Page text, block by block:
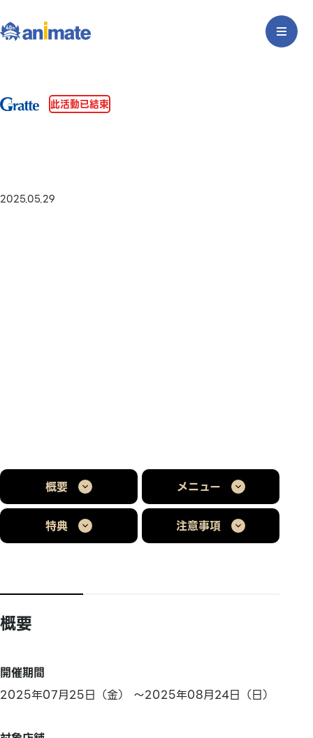
此活動已結束
2025.05.29
概要 メニュー
特典 注意事項
概要
開催期間
2025年07月25日（金） ～2025年08月24日（日）